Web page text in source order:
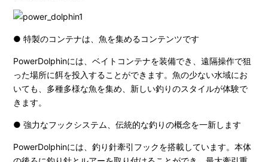
● 特製のコンテナは、魚を集めるコンテンツです
PowerDolphinには、ベイトコンテナを装備でき、遠隔操作で狙
った場所に餌を投入することができます。魚の少ない水域にお
いても、多種多様な魚を集め、新しい釣りのスタイルが体験で
きます。
● 強力なフックシステム、伝統的な釣りの概念を一新します
PowerDolphinには、釣り針牽引フックを搭載しています。本体